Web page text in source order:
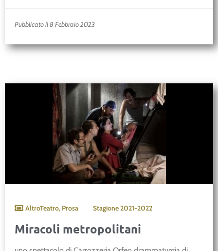
Pubblicato il 8 Febbraio 2023
AltroTeatro, Prosa Stagione2021-2022
Miracoli metropolitani